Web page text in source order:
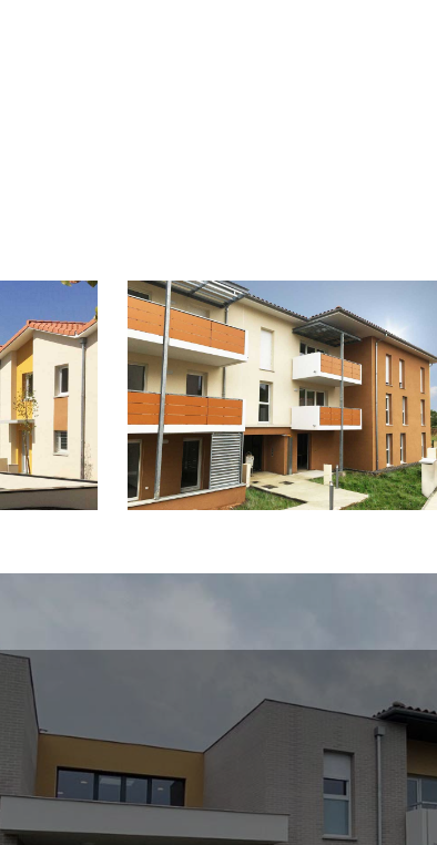
E-MAIL
ad.architecture@wanadoo.fr